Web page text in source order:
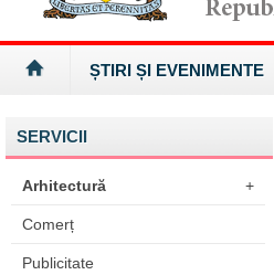
ȘTIRI ȘI EVENIMENTE
SERVICII
Arhitectură +
Comerț
Publicitate